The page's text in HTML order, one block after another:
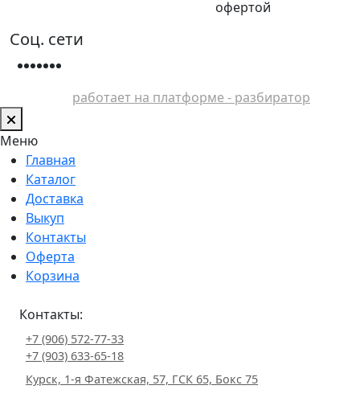
офертой
Соц. сети
работает на платформе - разбиратор
Меню
Главная
Каталог
Доставка
Выкуп
Контакты
Оферта
Корзина
Контакты:
+7 (906) 572-77-33
+7 (903) 633-65-18
Курск, 1-я Фатежская, 57, ГСК 65, Бокс 75